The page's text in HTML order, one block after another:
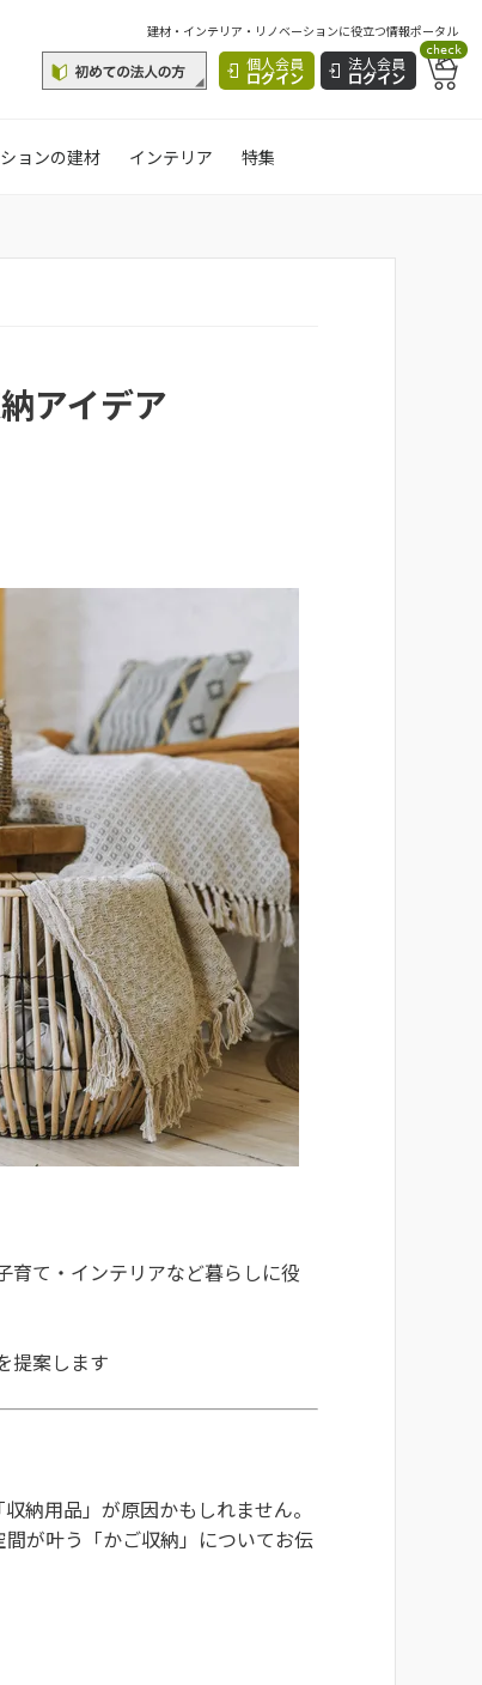
建材・インテリア・リノベーションに役立つ情報ポータル
個人会員
ログイン
法人会員
ログイン
check
ョンの建材 インテリア 特集
アイデア
育て・インテリアなど暮らしに役
提案します
納用品」が原因かもしれません。
が叶う「かご収納」についてお伝